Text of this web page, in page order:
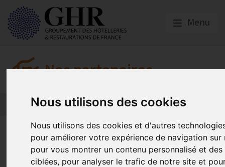
Nous utilisons des cookies
Nous utilisons des cookies et d'autres
pour améliorer votre expérience de navigation sur
pour vous montrer un contenu personnalisé et
ciblées, pour analyser le trafic de notre site et
Menu
Nos partenaires
L’actualité des partenaires Nos partenaires
Les sessions de formation
ouvertes à l’inscription !